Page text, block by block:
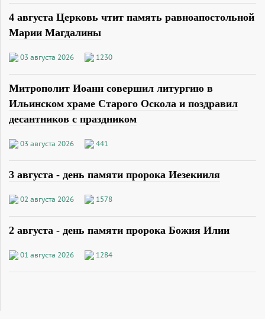
4 августа Церковь чтит память равноапостольной
Марии Магдалины
03 августа 2026 1230
Митрополит Иоанн совершил литургию в
Ильинском храме Старого Оскола и поздравил
десантников с праздником
03 августа 2026 441
3 августа - день памяти пророка Иезекииля
02 августа 2026 1578
2 августа - день памяти пророка Божия Илии
01 августа 2026 1284